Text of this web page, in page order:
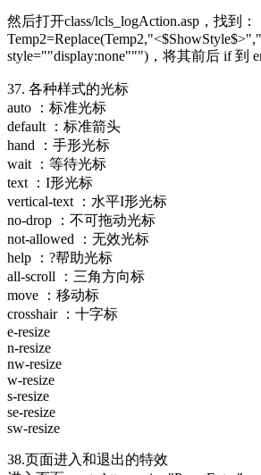
然后打开class/lcls_logAction.asp，找到：
Temp2=Replace(Temp2,"<$ShowStyle$>","
style=""display:none""")，将其前后 if 到
37. 各种样式的光标
auto ：标准光标
default ：标准箭头
hand ：手形光标
wait ：等待光标
text ：I形光标
vertical-text ：水平I形光标
no-drop ：不可拖动光标
not-allowed ：无效光标
help ：?帮助光标
all-scroll ：三角方向标
move ：移动标
crosshair ：十字标
e-resize
n-resize
nw-resize
w-resize
s-resize
se-resize
sw-resize
38.页面进入和退出的特效